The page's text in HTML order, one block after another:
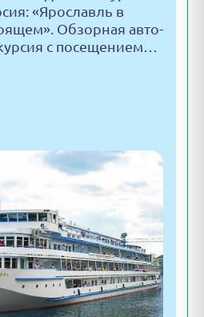
«Ярославль в
Обзорная авто-
с посещением…